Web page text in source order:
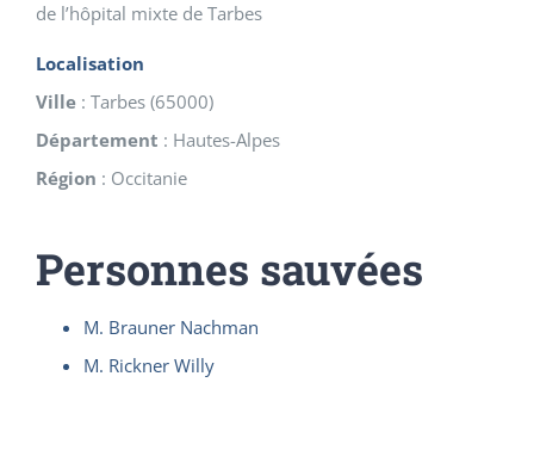
de l’hôpital mixte de Tarbes
Localisation
Ville : Tarbes (65000)
Département : Hautes-Alpes
Région : Occitanie
Personnes sauvées
M. Brauner Nachman
M. Rickner Willy